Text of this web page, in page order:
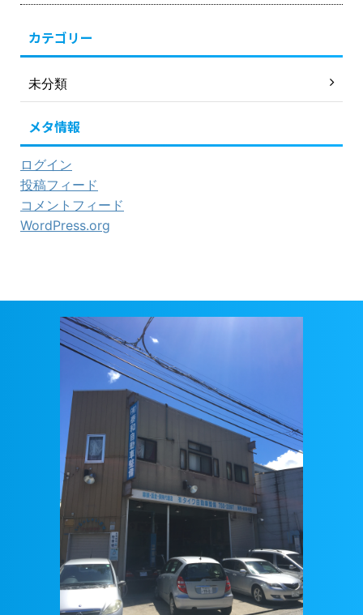
カテゴリー
未分類
メタ情報
ログイン
投稿フィード
コメントフィード
WordPress.org